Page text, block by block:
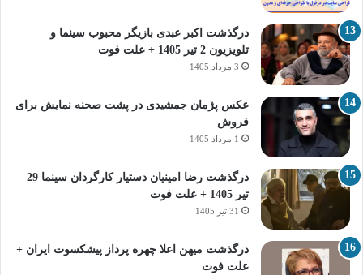
درگذشت اکبر عبدی بازیگر محبوب سینما و
تلویزیون 2 تیر 1405 + علت فوت
3 مرداد 1405
عکس پژمان جمشیدی در پشت صحنه نمایش برای
فروش
1 مرداد 1405
درگذشت رضا امینیان دستیار کارگردان سینما 29
تیر 1405 + علت فوت
31 تیر 1405
درگذشت میهن اعلا چهره پرداز پیشکسوت ایران +
علت فوت